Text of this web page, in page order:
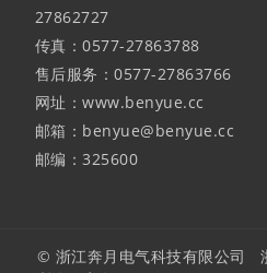
27862727
传真：0577-27863788
售后服务：0577-27863766
网址：www.benyue.cc
邮箱：benyue@benyue.cc
邮编：325600
© 浙江奔月电气科技有限公司